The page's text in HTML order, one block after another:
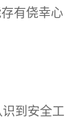
有侥幸心
到安全工